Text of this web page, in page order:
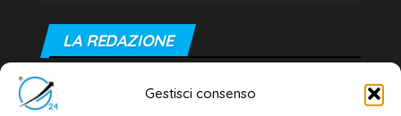
Gestisci consenso
LA REDAZIONE
Editore e direttore responsabile:
Dott. Daniele G. Masciullo